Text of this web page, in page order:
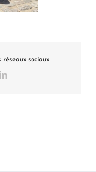
réseaux sociaux
LinkedIn